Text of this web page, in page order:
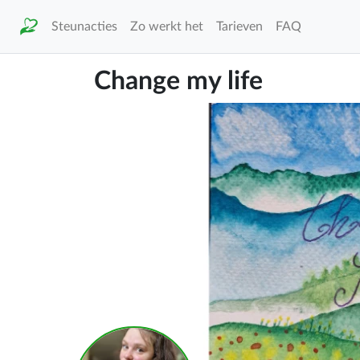
Steunacties Zo werkt het Tarieven FAQ
Change my life